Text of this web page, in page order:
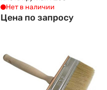
Нет в наличии
Цена по запросу